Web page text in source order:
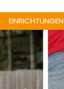
EINRICHTUNGEN